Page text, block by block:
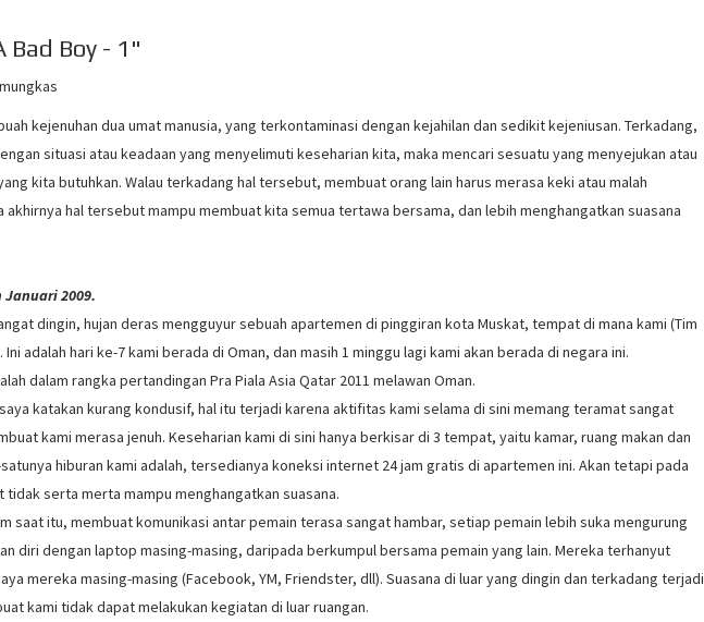
Bad Boy - 1"
kejenuhan dua umat manusia, yang terkontaminasi dengan kejahilan dan sedikit kejeniusan. Terkadang,
situasi atau keadaan yang menyelimuti keseharian kita, maka mencari sesuatu yang menyejukan atau
kita butuhkan. Walau terkadang hal tersebut, membuat orang lain harus merasa keki atau malah
akhirnya hal tersebut mampu membuat kita semua tertawa bersama, dan lebih menghangatkan suasana
2009.
dingin, hujan deras mengguyur sebuah apartemen di pinggiran kota Muskat, tempat di mana kami (Tim
adalah hari ke-7 kami berada di Oman, dan masih 1 minggu lagi kami akan berada di negara ini.
dalam rangka pertandingan Pra Piala Asia Qatar 2011 melawan Oman.
katakan kurang kondusif, hal itu terjadi karena aktifitas kami selama di sini memang teramat sangat
kami merasa jenuh. Keseharian kami di sini hanya berkisar di 3 tempat, yaitu kamar, ruang makan dan
hiburan kami adalah, tersedianya koneksi internet 24 jam gratis di apartemen ini. Akan tetapi pada
serta merta mampu menghangatkan suasana.
saat itu, membuat komunikasi antar pemain terasa sangat hambar, setiap pemain lebih suka mengurung
diri dengan laptop masing-masing, daripada berkumpul bersama pemain yang lain. Mereka terhanyut
mereka masing-masing (Facebook, YM, Friendster, dll). Suasana di luar yang dingin dan terkadang terjadi
kami tidak dapat melakukan kegiatan di luar ruangan.